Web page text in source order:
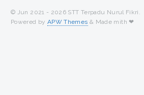
© Jun 2021 - 2026 STT Terpadu Nurul Fikri.
Powered by APW Themes & Made mith ❤